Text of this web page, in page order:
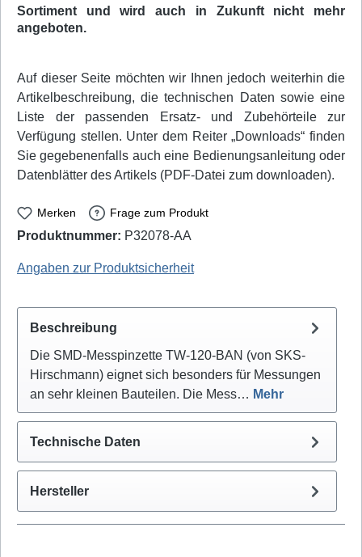
Sortiment und wird auch in Zukunft nicht mehr
angeboten.
Auf dieser Seite möchten wir Ihnen jedoch weiterhin die
Artikelbeschreibung, die technischen Daten sowie eine
Liste der passenden Ersatz- und Zubehörteile zur
Verfügung stellen. Unter dem Reiter „Downloads“ finden
Sie gegebenenfalls auch eine Bedienungsanleitung oder
Datenblätter des Artikels (PDF-Datei zum downloaden).
Merken Frage zum Produkt
Produktnummer: P32078-AA
Angaben zur Produktsicherheit
Beschreibung
Die SMD-Messpinzette TW-120-BAN (von SKS-
Hirschmann) eignet sich besonders für Messungen
an sehr kleinen Bauteilen. Die Mess… Mehr
Technische Daten
Hersteller